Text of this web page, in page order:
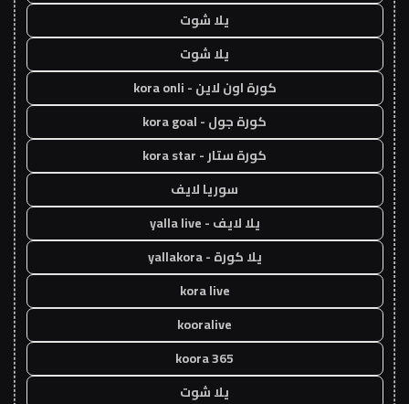
يلا شوت
يلا شوت
كورة اون لاين - kora onli
كورة جول - kora goal
كورة ستار - kora star
سوريا لايف
يلا لايف - yalla live
يلا كورة - yallakora
kora live
kooralive
koora 365
يلا شوت